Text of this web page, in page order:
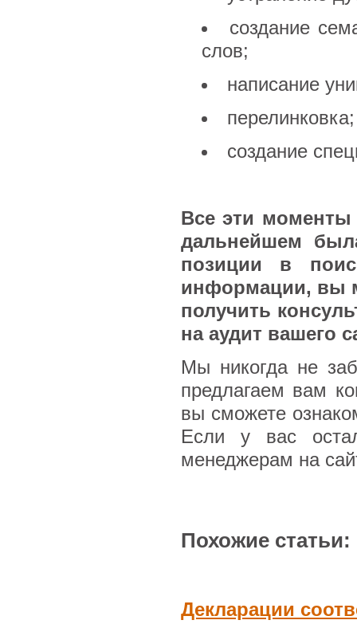
создание
слов;
написание
перелинковка;
создание
Все эти
дальнейшем
позиции в
информации, вы
получить
на аудит вашего
Мы никогда не
предлагаем вам
вы сможете
Если у вас
менеджерам на
Похожие статьи:
Декларации